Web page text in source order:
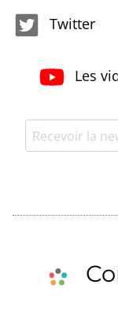
Twitter
Les